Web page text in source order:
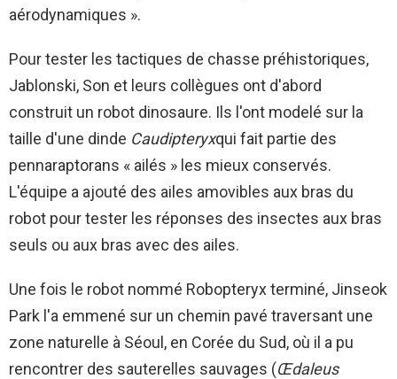
aérodynamiques ».
Pour tester les tactiques de chasse préhistoriques,
Jablonski, Son et leurs collègues ont d'abord
construit un robot dinosaure. Ils l'ont modelé sur la
taille d'une dinde Caudipteryxqui fait partie des
pennaraptorans « ailés » les mieux conservés.
L'équipe a ajouté des ailes amovibles aux bras du
robot pour tester les réponses des insectes aux bras
seuls ou aux bras avec des ailes.
Une fois le robot nommé Robopteryx terminé, Jinseok
Park l'a emmené sur un chemin pavé traversant une
zone naturelle à Séoul, en Corée du Sud, où il a pu
rencontrer des sauterelles sauvages (Œdaleus